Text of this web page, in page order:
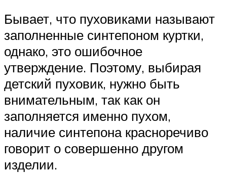
Бывает, что пуховиками называют
заполненные синтепоном куртки,
однако, это ошибочное
утверждение. Поэтому, выбирая
детский пуховик, нужно быть
внимательным, так как он
заполняется именно пухом,
наличие синтепона красноречиво
говорит о совершенно другом
изделии.